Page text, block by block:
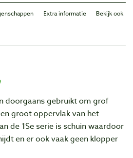
Extra informatie Bekijk ook
doorgaans gebruikt om grof
groot oppervlak van het
de 1Se serie is schuin waardoor
en er ook vaak geen klopper